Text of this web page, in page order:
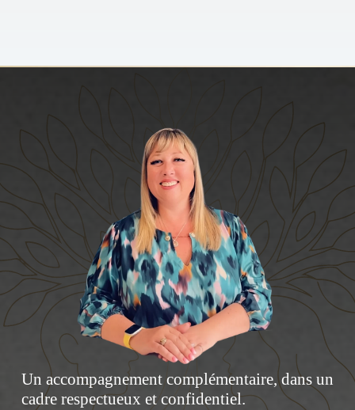
Un accompagnement complémentaire, dans un
cadre respectueux et confidentiel.